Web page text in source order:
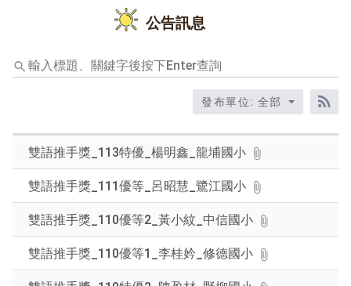
公告訊息
輸
入
下
Enter
查
發布單位: 全部
雙語推手獎_113特優_楊明鑫_龍埔國小
雙語推手獎_111優等_呂昭慧_鷺江國小
雙語推手獎_110優等2_黃小紋_中信國小
雙語推手獎_110優等1_李桂妗_修德國小